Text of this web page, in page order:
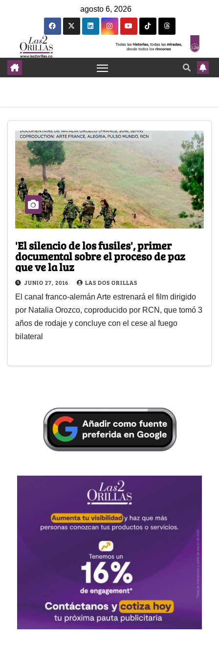
agosto 6, 2026
'El silencio de los fusiles', primer
documental sobre el proceso de paz
que ve la luz
JUNIO 27, 2016 LAS DOS ORILLAS
El canal franco-alemán Arte estrenará el film dirigido
por Natalia Orozco, coproducido por RCN, que tomó 3
años de rodaje y concluye con el cese al fuego
bilateral